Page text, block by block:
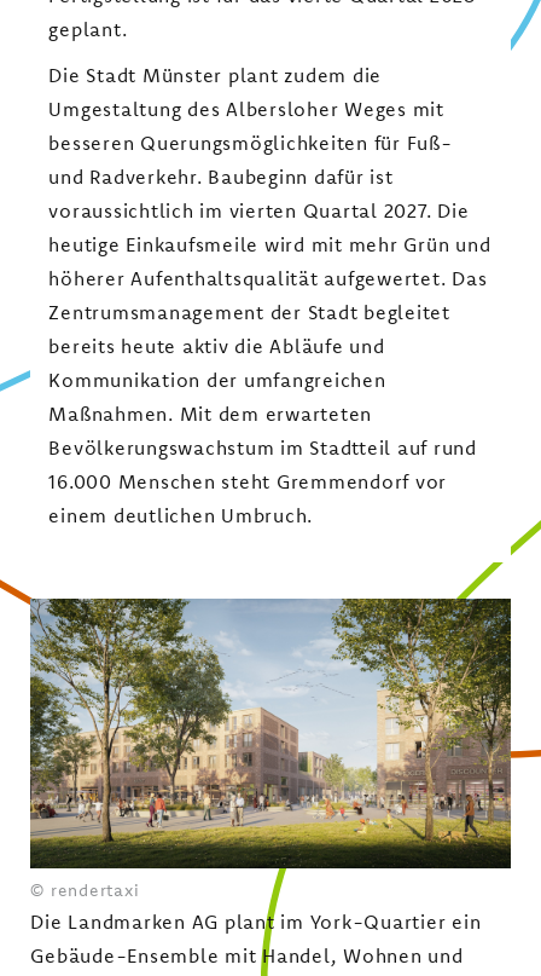
geplant.
Die Stadt Münster plant zudem die
Umgestaltung des Albersloher Weges mit
besseren Querungsmöglichkeiten für Fuß-
und Radverkehr. Baubeginn dafür ist
voraussichtlich im vierten Quartal 2027. Die
heutige Einkaufsmeile wird mit mehr Grün und
höherer Aufenthaltsqualität aufgewertet. Das
Zentrumsmanagement der Stadt begleitet
bereits heute aktiv die Abläufe und
Kommunikation der umfangreichen
Maßnahmen. Mit dem erwarteten
Bevölkerungswachstum im Stadtteil auf rund
16.000 Menschen steht Gremmendorf vor
einem deutlichen Umbruch.
© rendertaxi
Die Landmarken AG plant im York-Quartier ein
Gebäude-Ensemble mit Handel, Wohnen und